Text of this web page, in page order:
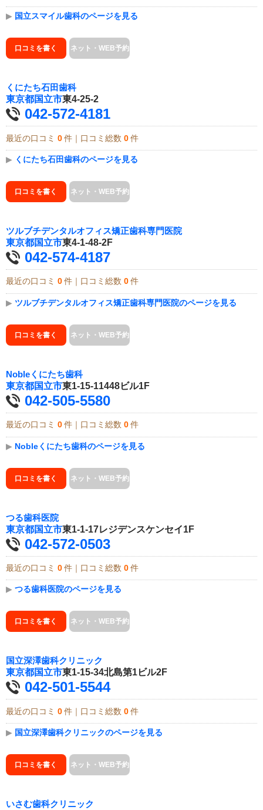
▶ 国立スマイル歯科のページを見る
口コミを書く ネット・WEB予約
くにたち石田歯科
東京都国立市東4-25-2
042-572-4181
最近の口コミ 0 件｜口コミ総数 0 件
▶ くにたち石田歯科のページを見る
口コミを書く ネット・WEB予約
ツルブチデンタルオフィス矯正歯科専門医院
東京都国立市東4-1-48-2F
042-574-4187
最近の口コミ 0 件｜口コミ総数 0 件
▶ ツルブチデンタルオフィス矯正歯科専門医院のページを見る
口コミを書く ネット・WEB予約
Nobleくにたち歯科
東京都国立市東1-15-11448ビル1F
042-505-5580
最近の口コミ 0 件｜口コミ総数 0 件
▶ Nobleくにたち歯科のページを見る
口コミを書く ネット・WEB予約
つる歯科医院
東京都国立市東1-1-17レジデンスケンセイ1F
042-572-0503
最近の口コミ 0 件｜口コミ総数 0 件
▶ つる歯科医院のページを見る
口コミを書く ネット・WEB予約
国立深澤歯科クリニック
東京都国立市東1-15-34北島第1ビル2F
042-501-5544
最近の口コミ 0 件｜口コミ総数 0 件
▶ 国立深澤歯科クリニックのページを見る
口コミを書く ネット・WEB予約
いさむ歯科クリニック